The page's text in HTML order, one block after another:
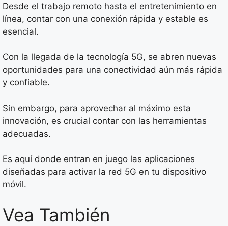
Desde el trabajo remoto hasta el entretenimiento en
línea, contar con una conexión rápida y estable es
esencial.
Con la llegada de la tecnología 5G, se abren nuevas
oportunidades para una conectividad aún más rápida
y confiable.
Sin embargo, para aprovechar al máximo esta
innovación, es crucial contar con las herramientas
adecuadas.
Es aquí donde entran en juego las aplicaciones
diseñadas para activar la red 5G en tu dispositivo
móvil.
Vea También